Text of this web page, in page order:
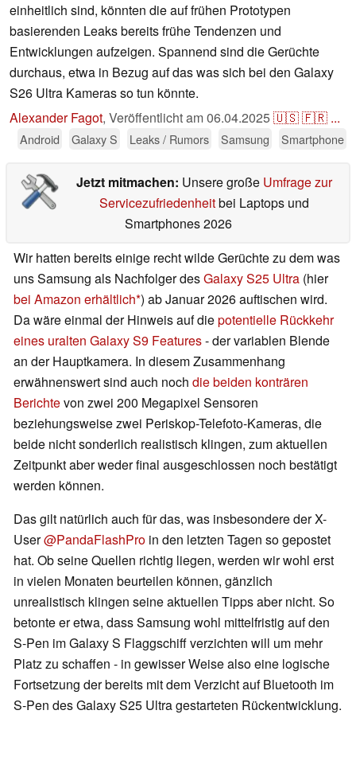
einheitlich sind, könnten die auf frühen Prototypen
basierenden Leaks bereits frühe Tendenzen und
Entwicklungen aufzeigen. Spannend sind die Gerüchte
durchaus, etwa in Bezug auf das was sich bei den Galaxy
S26 Ultra Kameras so tun könnte.
Alexander Fagot, Veröffentlicht am06.04.2025🇺🇸🇫🇷 ...
Android Galaxy S Leaks / Rumors Samsung Smartphone
Jetzt mitmachen: Unsere große Umfrage zur
Servicezufriedenheitbei Laptops und
Smartphones 2026
Wir hatten bereits einige recht wilde Gerüchte zu dem was
uns Samsung als Nachfolger desGalaxy S25 Ultra (hier
bei Amazon erhältlich ) ab Januar 2026 auftischen wird.
Da wäre einmal der Hinweis auf diepotentielle Rückkehr
eines uralten Galaxy S9 Features- der variablen Blende
an der Hauptkamera. In diesem Zusammenhang
erwähnenswert sind auch noch die beiden konträren
Berichtevon zwei 200 Megapixel Sensoren
beziehungsweise zwei Periskop-Telefoto-Kameras, die
beide nicht sonderlich realistisch klingen, zum aktuellen
Zeitpunkt aber weder final ausgeschlossen noch bestätigt
werden können.
Das gilt natürlich auch für das, was insbesondere der X-
User@PandaFlashPro in den letzten Tagen so gepostet
hat. Ob seine Quellen richtig liegen, werden wir wohl erst
in vielen Monaten beurteilen können, gänzlich
unrealistisch klingen seine aktuellen Tipps aber nicht. So
betonte er etwa, dass Samsung wohl mittelfristig auf den
S-Pen im Galaxy S Flaggschiff verzichten will um mehr
Platz zu schaffen - in gewisser Weise also eine logische
Fortsetzung der bereits mit dem Verzicht auf Bluetooth im
S-Pen des Galaxy S25 Ultra gestarteten Rückentwicklung.